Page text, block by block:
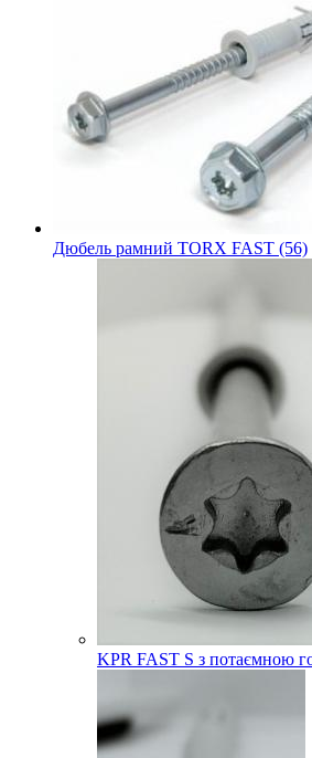
Дюбель рамний TORX FAST (56)
KPR FAST S з потаємною